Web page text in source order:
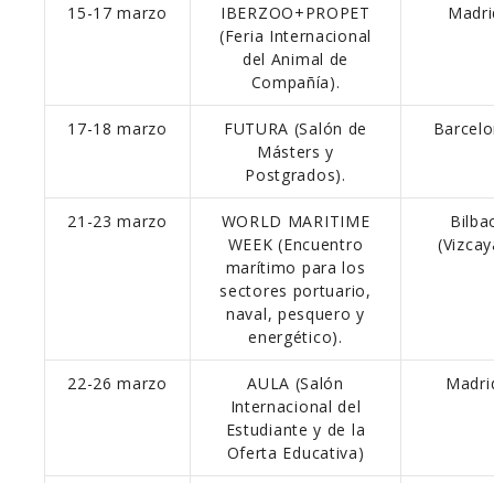
15-17 marzo
IBERZOO+PROPET
(Feria Internacional
del Animal de
Compañía).
17-18 marzo
FUTURA (Salón de
Másters y
Postgrados).
21-23 marzo
WORLD MARITIME
WEEK (Encuentro
marítimo para los
sectores portuario,
naval, pesquero y
energético).
22-26 marzo
AULA (Salón
Internacional del
Estudiante y de la
Oferta Educativa)